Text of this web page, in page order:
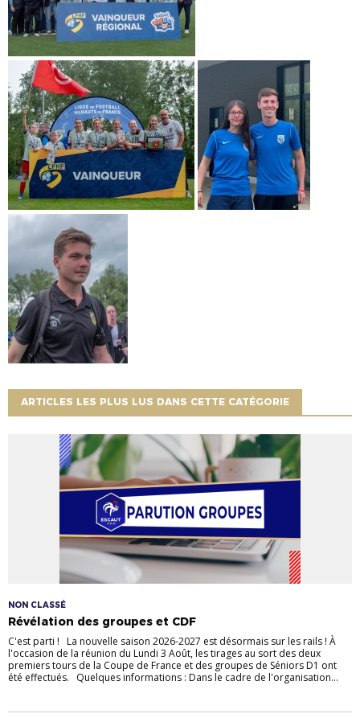
ARTICLES LES PLUS LUS DANS CETTE CATÉGORIE
NON CLASSÉ
Révélation des groupes et CDF
C'est parti ! La nouvelle saison 2026-2027 est désormais sur les rails ! À
l'occasion de la réunion du Lundi 3 Août, les tirages au sort des deux
premiers tours de la Coupe de France et des groupes de Séniors D1 ont
été effectués. Quelques informations : Dans le cadre de l'organisation...